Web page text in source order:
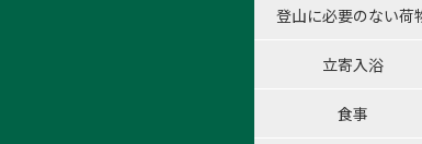
登山に必要のない荷
立寄入浴
食事